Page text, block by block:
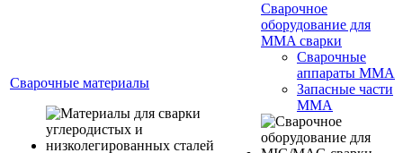
Сварочные материалы
Сварочное
оборудование для
MMA сварки
Сварочные
аппараты MMA
Запасные части
MMA